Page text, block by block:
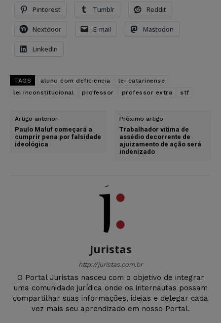
Pinterest Tumblr Reddit
Nextdoor E-mail Mastodon
LinkedIn
TAGS aluno com deficiência
lei catarinense
lei inconstitucional
professor professor extra stf
Artigo anterior
Paulo Maluf começará a
cumprir pena por falsidade
ideológica
Próximo artigo
Trabalhador vítima de
assédio decorrente de
ajuizamento de ação será
indenizado
Juristas
http://juristas.com.br
O Portal Juristas nasceu com o objetivo de integrar
uma comunidade jurídica onde os internautas possam
compartilhar suas informações, ideias e delegar cada
vez mais seu aprendizado em nosso Portal.